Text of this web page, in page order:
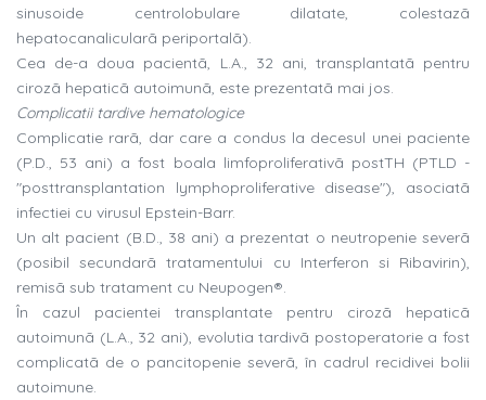
sinusoide centrolobulare dilatate, colestazã
hepatocanalicularã periportalã).
Cea de-a doua pacientã, L.A., 32 ani, transplantatã pentru
cirozã hepaticã autoimunã, este prezentatã mai jos.
Complicatii tardive hematologice
Complicatie rarã, dar care a condus la decesul unei paciente
(P.D., 53 ani) a fost boala limfoproliferativã postTH (PTLD -
"posttransplantation lymphoproliferative disease"), asociatã
infectiei cu virusul Epstein-Barr.
Un alt pacient (B.D., 38 ani) a prezentat o neutropenie severã
(posibil secundarã tratamentului cu Interferon si Ribavirin),
remisã sub tratament cu Neupogen®.
În cazul pacientei transplantate pentru cirozã hepaticã
autoimunã (L.A., 32 ani), evolutia tardivã postoperatorie a fost
complicatã de o pancitopenie severã, în cadrul recidivei bolii
autoimune.